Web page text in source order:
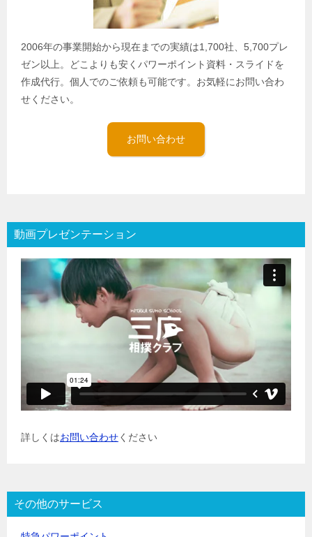
2006年の事業開始から現在までの実績は1,700社、5,700プレ
ゼン以上。どこよりも安くパワーポイント資料・スライドを
作成代行。個人でのご依頼も可能です。お気軽にお問い合わ
せください。
お問い合わせ
動画プレゼンテーション
詳しくはお問い合わせください
その他のサービス